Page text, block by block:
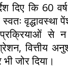
दिए कि 60
स्वतः
से
वित्तीय
जोर दिया।